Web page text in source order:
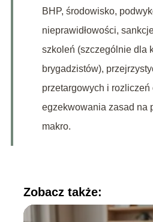
BHP, środowisko,
nieprawidłowości,
szkoleń (szczególnie dla
brygadzistów),
przetargowych i rozliczeń
egzekwowania zasad na
makro.
Zobacz także: